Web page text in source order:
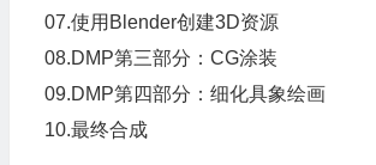
07.使用Blender创建3D资源
08.DMP第三部分：CG涂装
09.DMP第四部分：细化具象绘画
10.最终合成